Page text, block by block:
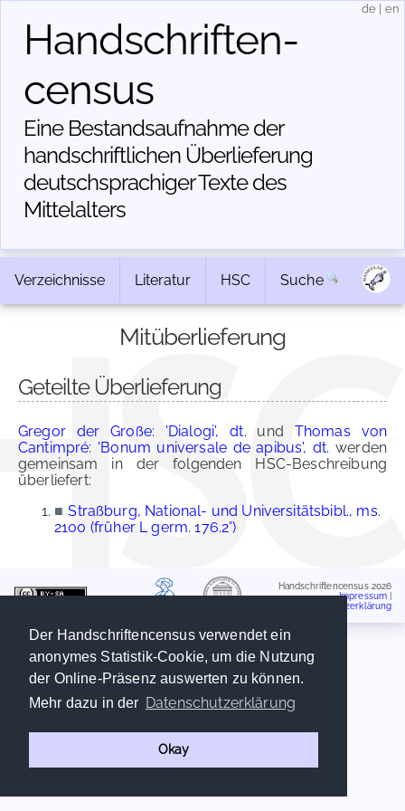
Der Handschriftencensus verwendet ein
anonymes Statistik-Cookie, um die Nutzung
der Online-Präsenz auswerten zu können.
Mehr dazu in der Datenschutzerklärung
Okay
Handschriften­
census
Eine Bestandsaufnahme der
handschriftlichen Über­lieferung
deutschsprachiger Texte des
Mittelalters
de en
Verzeichnisse Literatur HSC Suche
Mitüberlieferung
Geteilte Überlieferung
Gregor der Große: 'Dialogi', dt. und Thomas von
Cantimpré: 'Bonum universale de apibus', dt. werden
gemeinsam in der folgenden HSC-Beschreibung
überliefert:
■ Straßburg, National- und Universitätsbibl., ms.
2100 (früher L germ. 176.2°)
Handschriftencensus 2026
Impressum
Datenschutzerklärung